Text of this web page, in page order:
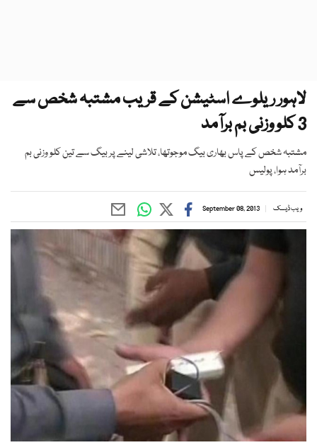
لاہور ریلوے اسٹیشن کے قریب مشتبہ شخص سے
3 کلو وزنی بم برآمد
مشتبہ شخص کے پاس بھاری بیگ موجوتھا، تلاشی لینے پر بیگ سے تین کلو وزنی بم
برآمد ہوا، پولیس
ویب ڈیسک September 08, 2013